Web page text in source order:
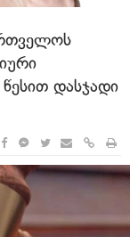
დასჯადი